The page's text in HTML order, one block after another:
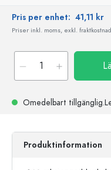
Pris per enhet: 41,11 kr
Priser inkl. moms, exkl.
Omedelbart tillgänglig.
Produktinformation